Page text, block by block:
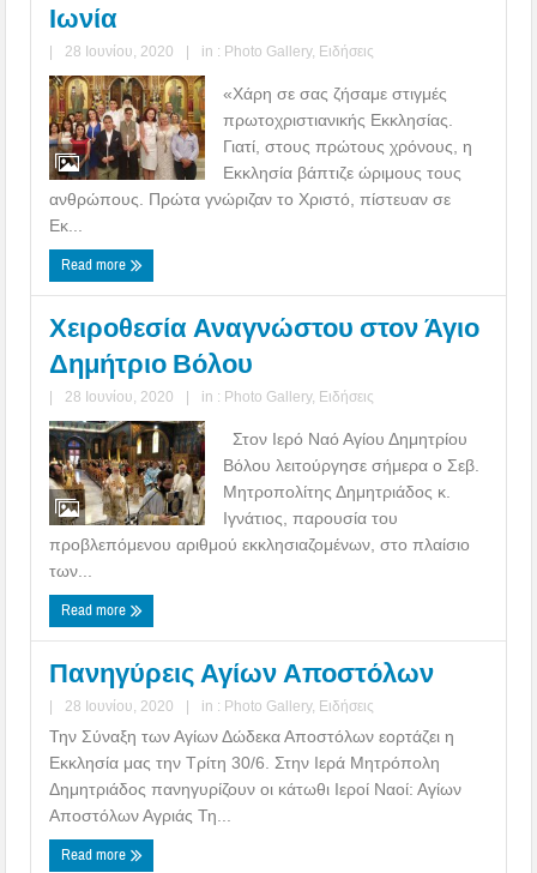
Ιωνία
| 28 Ιουνίου, 2020 | in : Photo Gallery, Ειδήσεις
«Χάρη σε σας ζήσαμε στιγμές
πρωτοχριστιανικής Εκκλησίας.
Γιατί, στους πρώτους χρόνους, η
Εκκλησία βάπτιζε ώριμους τους
ανθρώπους. Πρώτα γνώριζαν το Χριστό, πίστευαν σε
Εκ...
Read more
Χειροθεσία Αναγνώστου στον Άγιο
Δημήτριο Βόλου
| 28 Ιουνίου, 2020 | in : Photo Gallery, Ειδήσεις
Στον Ιερό Ναό Αγίου Δημητρίου
Βόλου λειτούργησε σήμερα ο Σεβ.
Μητροπολίτης Δημητριάδος κ.
Ιγνάτιος, παρουσία του
προβλεπόμενου αριθμού εκκλησιαζομένων, στο πλαίσιο
των...
Read more
Πανηγύρεις Αγίων Αποστόλων
| 28 Ιουνίου, 2020 | in : Photo Gallery, Ειδήσεις
Την Σύναξη των Αγίων Δώδεκα Αποστόλων εορτάζει η
Εκκλησία μας την Τρίτη 30/6. Στην Ιερά Μητρόπολη
Δημητριάδος πανηγυρίζουν οι κάτωθι Ιεροί Ναοί: Αγίων
Αποστόλων Αγριάς Τη...
Read more